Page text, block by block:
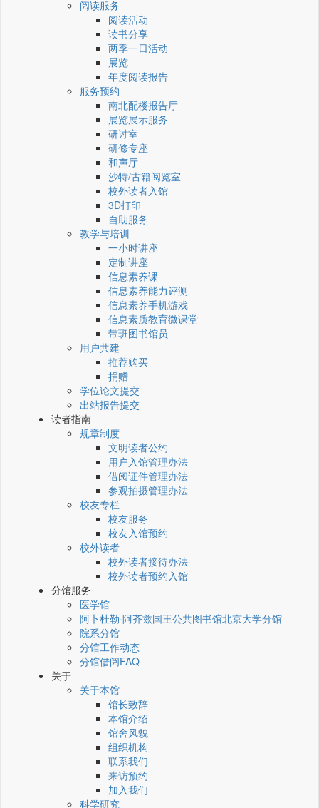
阅读服务
阅读活动
读书分享
两季一日活动
展览
年度阅读报告
服务预约
南北配楼报告厅
展览展示服务
研讨室
研修专座
和声厅
沙特/古籍阅览室
校外读者入馆
3D打印
自助服务
教学与培训
一小时讲座
定制讲座
信息素养课
信息素养能力评测
信息素养手机游戏
信息素质教育微课堂
带班图书馆员
用户共建
推荐购买
捐赠
学位论文提交
出站报告提交
读者指南
规章制度
文明读者公约
用户入馆管理办法
借阅证件管理办法
参观拍摄管理办法
校友专栏
校友服务
校友入馆预约
校外读者
校外读者接待办法
校外读者预约入馆
分馆服务
医学馆
阿卜杜勒·阿齐兹国王公共图书馆北京大学分馆
院系分馆
分馆工作动态
分馆借阅FAQ
关于
关于本馆
馆长致辞
本馆介绍
馆舍风貌
组织机构
联系我们
来访预约
加入我们
科学研究